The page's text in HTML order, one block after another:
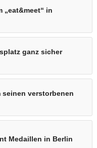
„eat&meet“ in
ganz sicher
seinen verstorbenen
Medaillen in Berlin